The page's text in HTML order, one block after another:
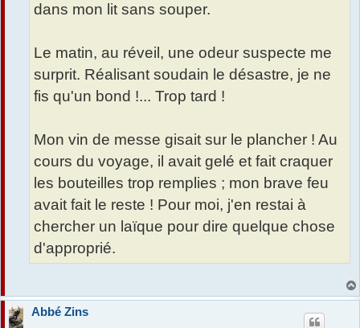
dans mon lit sans souper.
Le matin, au réveil, une odeur suspecte me
surprit. Réalisant soudain le désastre, je ne
fis qu'un bond !... Trop tard !
Mon vin de messe gisait sur le plancher ! Au
cours du voyage, il avait gelé et fait craquer
les bouteilles trop remplies ; mon brave feu
avait fait le reste ! Pour moi, j'en restai à
chercher un laïque pour dire quelque chose
d'approprié.
Abbé Zins